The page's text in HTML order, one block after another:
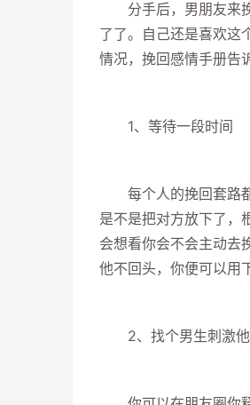
分手后，男朋友来挽
了了。自己还是喜欢这
情况，挽回感情手册告
1、等待一段时间
每个人的挽回套路都
是不是把对方放下了，
会想看你会不会主动去
他不回头，你便可以用
2、找个男生刺激他